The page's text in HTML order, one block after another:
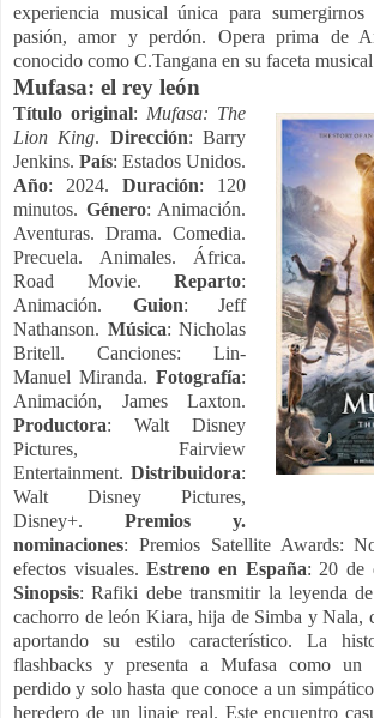
experiencia musical única para
pasión, amor y perdón. Opera prima de
conocido como C.Tangana en su faceta
Mufasa: el rey león
Título original: Mufasa: The
Lion King. Dirección: Barry
Jenkins.País: Estados Unidos.
Año: 2024.Duración: 120
minutos. Género: Animación.
Aventuras. Drama. Comedia.
Precuela. Animales. África.
Road Movie.Reparto:
Animación. Guion: Jeff
Nathanson. Música: Nicholas
Britell. Canciones: Lin-
Manuel Miranda.Fotografía:
Animación, James Laxton.
Productora: Walt Disney
Pictures, Fairview
Entertainment.Distribuidora:
Walt Disney Pictures,
Disney+.Premios y.
nominaciones: Premios Satellite Awards:
efectos visuales.Estreno en España: 20 de
Sinopsis: Rafiki debe transmitir la leyenda
cachorro de león Kiara, hija de Simba y Nala,
aportando su estilo característico. La
flashbacks y presenta a Mufasa como un
perdido y solo hasta que conoce a un
heredero de un linaje real. Este encuentro